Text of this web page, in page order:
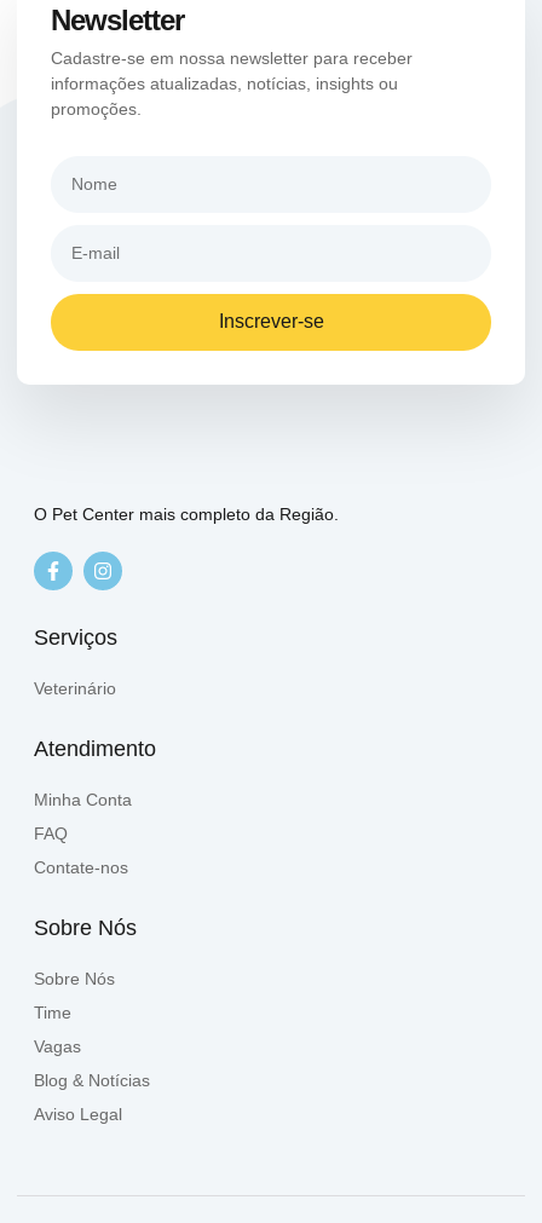
Newsletter
Cadastre-se em nossa newsletter para receber
informações atualizadas, notícias, insights ou
promoções.
Inscrever-se
O Pet Center mais completo da Região.
Serviços
Veterinário
Atendimento
Minha Conta
FAQ
Contate-nos
Sobre Nós
Sobre Nós
Time
Vagas
Blog & Notícias
Aviso Legal